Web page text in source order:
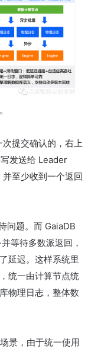
提交确认的，右上
发送给 Leader
至少收到一个返回
问题。而 GaiaDB
等待多数派返回，
延迟。这样系统里
统一由计算节点统
物理日志，整体数
景，由于统一使用